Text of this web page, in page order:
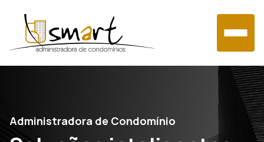
Administradora de Condomínio